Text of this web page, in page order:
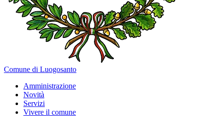
Comune di Luogosanto
Amministrazione
Novità
Servizi
Vivere il comune